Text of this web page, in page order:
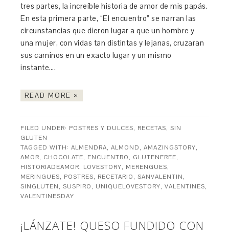
tres partes, la increíble historia de amor de mis papás.
En esta primera parte, “El encuentro” se narran las
circunstancias que dieron lugar a que un hombre y
una mujer, con vidas tan distintas y lejanas, cruzaran
sus caminos en un exacto lugar y un mismo
instante….
READ MORE »
FILED UNDER: POSTRES Y DULCES, RECETAS,SIN
GLUTEN
TAGGED WITH:ALMENDRA,ALMOND,AMAZINGSTORY,
AMOR, CHOCOLATE, ENCUENTRO, GLUTENFREE,
HISTORIADEAMOR, LOVESTORY, MERENGUES,
MERINGUES, POSTRES, RECETARIO,SANVALENTIN,
SINGLUTEN,SUSPIRO, UNIQUELOVESTORY,VALENTINES,
VALENTINESDAY
¡LÁNZATE! QUESO FUNDIDO CON